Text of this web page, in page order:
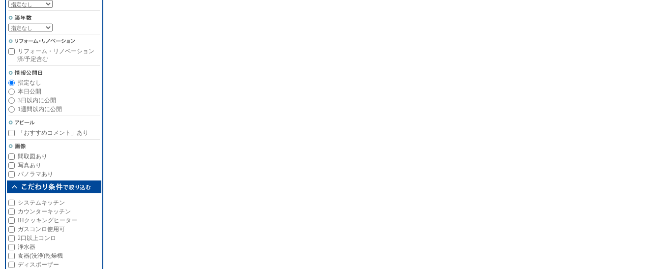
リフォーム・リノベーション
済/予定含む
指定なし
本日公開
3日以内に公開
1週間以内に公開
「おすすめコメント」あり
間取図あり
写真あり
パノラマあり
システムキッチン
カウンターキッチン
IHクッキングヒーター
ガスコンロ使用可
2口以上コンロ
浄水器
食器(洗浄)乾燥機
ディスポーザー